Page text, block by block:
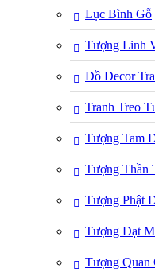
Lục Bình Gỗ
Tượng Linh
Đồ Decor
Tranh Treo
Tượng Tam
Tượng Thần
Tượng Phật
Tượng Đạt
Tượng Quan